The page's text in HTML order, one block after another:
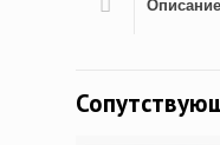
Описание